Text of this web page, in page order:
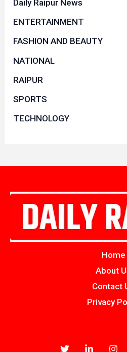
Daily Raipur News
ENTERTAINMENT
FASHION AND BEAUTY
NATIONAL
RAIPUR
SPORTS
TECHNOLOGY
Home
About
Contact
Privacy